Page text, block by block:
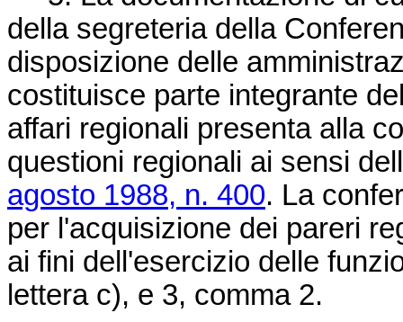
della segreteria della
disposizione delle
costituisce parte integrante
affari regionali presenta alla
questioni regionali ai sensi
agosto 1988, n. 400. La
per l'acquisizione dei pareri
ai fini dell'esercizio delle
lettera c), e 3, comma 2.